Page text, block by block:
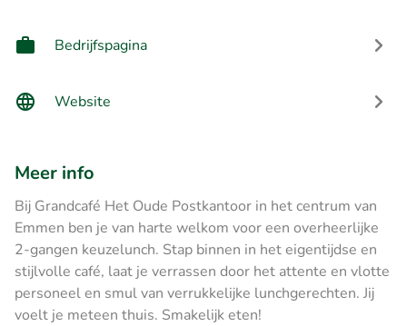
Bedrijfspagina
Website
Meer info
Bij Grandcafé Het Oude Postkantoor in het centrum van
Emmen ben je van harte welkom voor een overheerlijke
2-gangen keuzelunch. Stap binnen in het eigentijdse en
stijlvolle café, laat je verrassen door het attente en vlotte
personeel en smul van verrukkelijke lunchgerechten. Jij
voelt je meteen thuis. Smakelijk eten!